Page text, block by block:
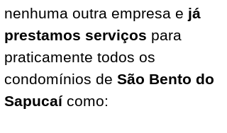
nenhuma outra empresa e já
prestamos serviços para
praticamente todos os
condomínios de São Bento do
Sapucaícomo: